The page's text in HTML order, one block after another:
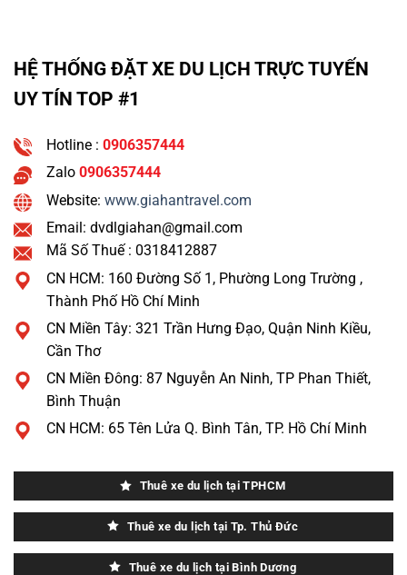
HỆ THỐNG ĐẶT XE DU LỊCH TRỰC TUYẾN
UY TÍN TOP #1
Hotline : 0906357444
Zalo 0906357444
Website: www.giahantravel.com
Email: dvdlgiahan@gmail.com
Mã Số Thuế : 0318412887
CN HCM: 160 Đường Số 1, Phường Long Trường ,
Thành Phố Hồ Chí Minh
CN Miền Tây: 321 Trần Hưng Đạo, Quận Ninh Kiều,
Cần Thơ
CN Miền Đông: 87 Nguyễn An Ninh, TP Phan Thiết,
Bình Thuận
CN HCM: 65 Tên Lửa Q. Bình Tân, TP. Hồ Chí Minh
Thuê xe du lịch tại TPHCM
Thuê xe du lịch tại Tp. Thủ Đức
Thuê xe du lịch tại Bình Dương